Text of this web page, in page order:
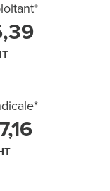
*
*